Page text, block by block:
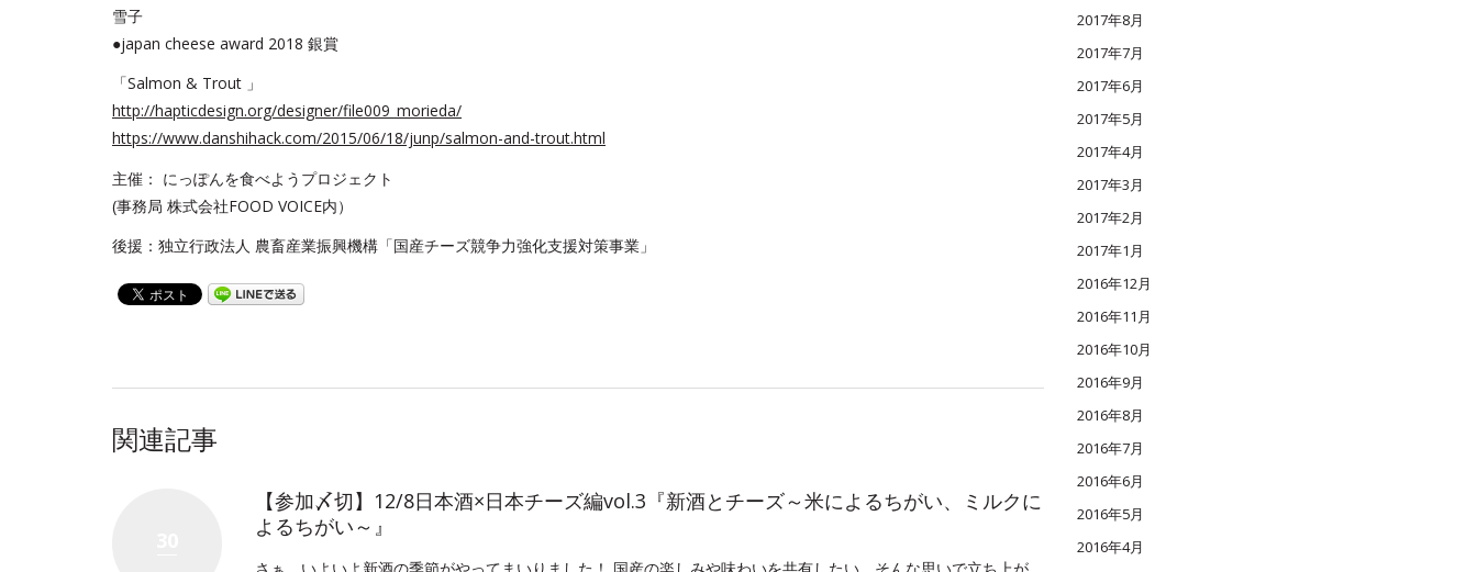
雪子
●japan cheese award 2018 銀賞
「Salmon & Trout 」
http://hapticdesign.org/designer/file009_morieda/
https://www.danshihack.com/2015/06/18/junp/salmon-and-trout.html
主催： にっぽんを食べようプロジェクト
(事務局 株式会社FOOD VOICE内）
後援：独立行政法人 農畜産業振興機構「国産チーズ競争力強化支援対策事業」
関連記事
【参加〆切】12/8日本酒×日本チーズ編vol.3『新酒とチーズ～米によるちがい、ミルクに
よるちがい～』
さぁ、いよいよ新酒の季節がやってまいりました！ 国産の楽しみや味わいを共有したい、そんな思いで立ち上が
2017年8月
2017年7月
2017年6月
2017年5月
2017年4月
2017年3月
2017年2月
2017年1月
2016年12月
2016年11月
2016年10月
2016年9月
2016年8月
2016年7月
2016年6月
2016年5月
2016年4月